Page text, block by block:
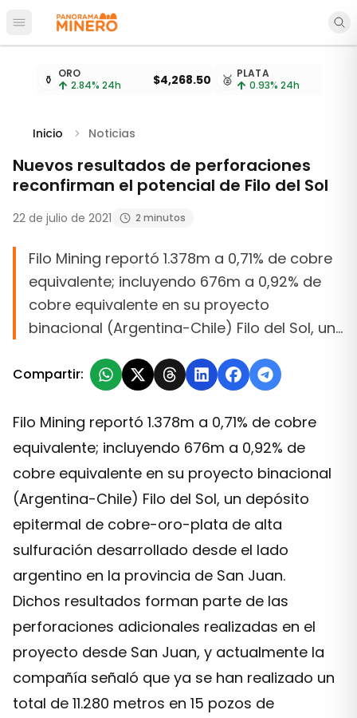
Abrir menú principal
Cotizaciones de metales actualizadas cada 15
⚱️ ORO
2.84% 24h $4,268.50 🥈 PLATA
0.93% 24h
Inicio Noticias
Nuevos resultados de perforaciones
reconfirman el potencial de Filo del Sol
22 de julio de 2021 2 minutos
Filo Mining reportó 1.378m a 0,71% de cobre
equivalente; incluyendo 676m a 0,92% de
cobre equivalente en su proyecto
binacional (Argentina-Chile) Filo del Sol, un…
Compartir:
Filo Mining reportó 1.378m a 0,71% de cobre
equivalente; incluyendo 676m a 0,92% de
cobre equivalente en su proyecto binacional
(Argentina-Chile) Filo del Sol, un depósito
epitermal de cobre-oro-plata de alta
sulfuración desarrollado desde el lado
argentino en la provincia de San Juan.
Dichos resultados forman parte de las
perforaciones adicionales realizadas en el
proyecto desde San Juan, y actualmente la
compañía señaló que ya se han realizado un
total de 11.280 metros en 15 pozos de